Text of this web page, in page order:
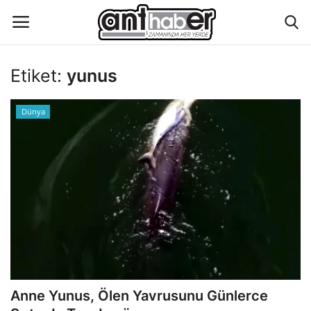
Aktüel Magazin
Hakkımızda
Çevre
Etiket: yunus
Dünya
Anne Yunus, Ölen Yavrusunu Günlerce